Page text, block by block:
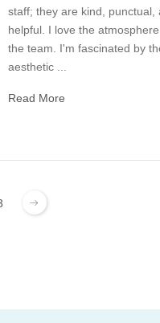
staff; they are kind, punctual,
helpful. I love the
the team. I'm fascinated by
aesthetic ...
Read More